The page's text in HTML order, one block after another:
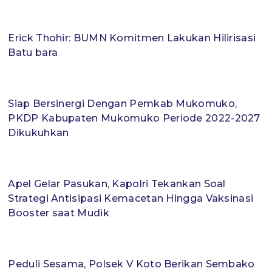
Erick Thohir: BUMN Komitmen Lakukan Hilirisasi
Batu bara
Siap Bersinergi Dengan Pemkab Mukomuko,
PKDP Kabupaten Mukomuko Periode 2022-2027
Dikukuhkan
Apel Gelar Pasukan, Kapolri Tekankan Soal
Strategi Antisipasi Kemacetan Hingga Vaksinasi
Booster saat Mudik
Peduli Sesama, Polsek V Koto Berikan Sembako